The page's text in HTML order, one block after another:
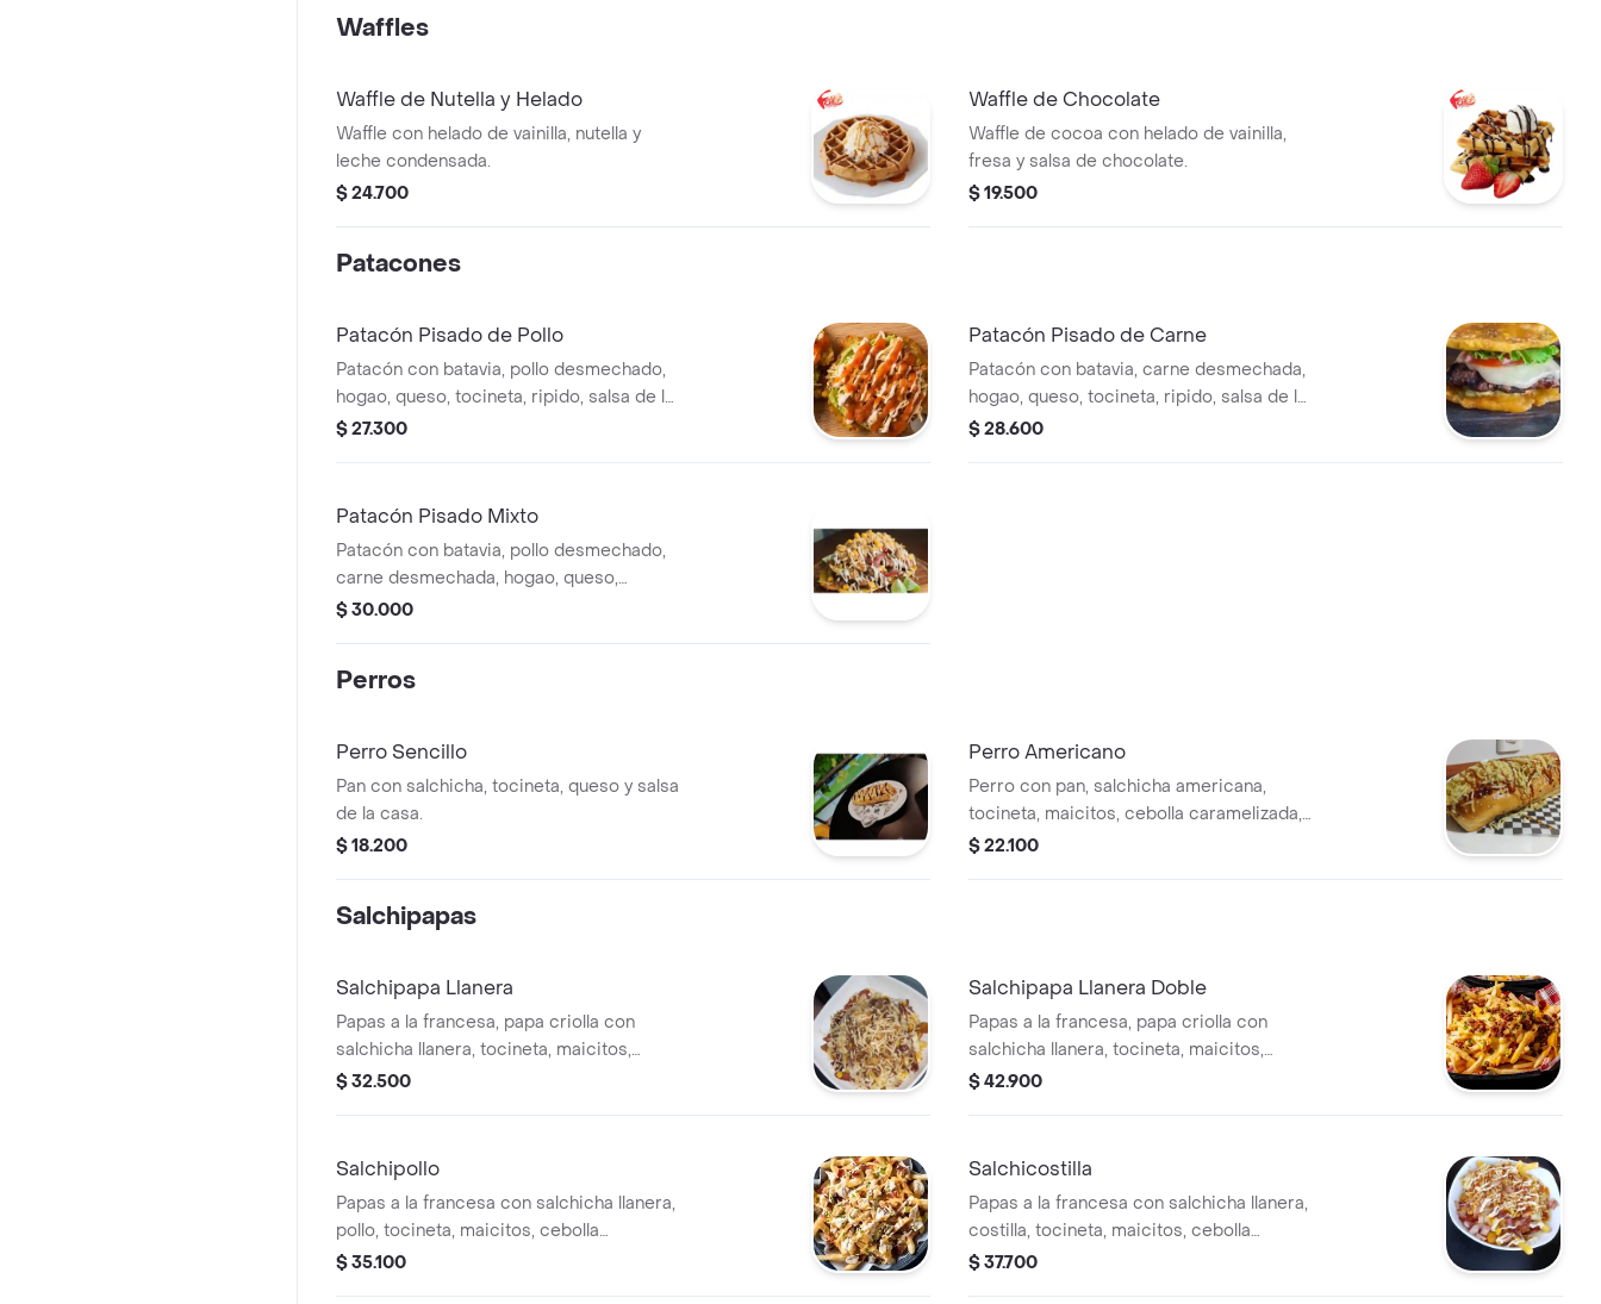
Waffles
Waffle de Nutella y Helado
Waffle con helado de vainilla, nutella y
leche condensada.
$ 24.700
Waffle de Chocolate
Waffle de cocoa con helado de vainilla,
fresa y salsa de chocolate.
$ 19.500
Patacones
Patacón Pisado de Pollo
Patacón con batavia, pollo desmechado,
hogao, queso, tocineta, ripido, salsa de la
casa y maduro.
$ 27.300
Patacón Pisado de Carne
Patacón con batavia, carne desmechada,
hogao, queso, tocineta, ripido, salsa de la
casa y maduro.
$ 28.600
Patacón Pisado Mixto
Patacón con batavia, pollo desmechado,
carne desmechada, hogao, queso,
tocineta, ripido, salsa de la casa y
$ 30.000
Perros
Perro Sencillo
Pan con salchicha, tocineta, queso y salsa
de la casa.
$ 18.200
Perro Americano
Perro con pan, salchicha americana,
tocineta, maicitos, cebolla caramelizada,
queso, salsas de la casa y ripio.
$ 22.100
Salchipapas
Salchipapa Llanera
Papas a la francesa, papa criolla con
salchicha llanera, tocineta, maicitos,
cebolla caramelizada, maduritos, salsas
$ 32.500
Salchipapa Llanera Doble
Papas a la francesa, papa criolla con
salchicha llanera, tocineta, maicitos,
cebolla caramelizada, maduritos, salsas
$ 42.900
Salchipollo
Papas a la francesa con salchicha llanera,
pollo, tocineta, maicitos, cebolla
caramelizada, maduritos, salsas de la
$ 35.100
Salchicostilla
Papas a la francesa con salchicha llanera,
costilla, tocineta, maicitos, cebolla
caramelizada, maduritos, salsas de la
$ 37.700